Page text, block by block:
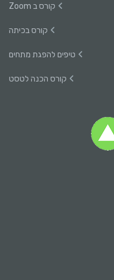
קורס ב Zoom
קורס בכיתה
טיפים להפגת מתחים
קורס הכנה לטסט